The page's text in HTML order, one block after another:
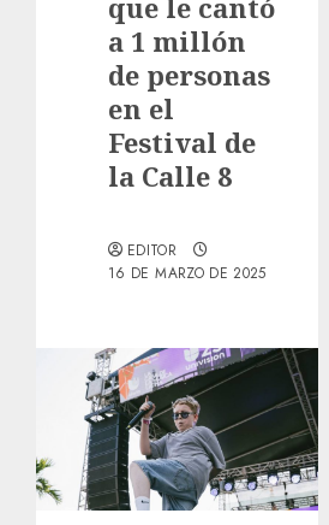
que le cantó
a 1 millón
de personas
en el
Festival de
la Calle 8
EDITOR
16 DE MARZO DE 2025